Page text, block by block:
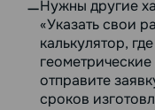
Нужны другие
«Указать свои
калькулятор,
отправите
сроков